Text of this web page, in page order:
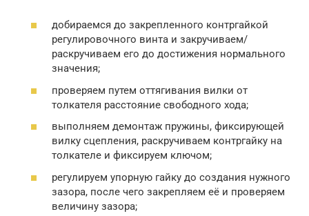
добираемся до закрепленного контргайкой
регулировочного винта и закручиваем/
раскручиваем его до достижения нормального
значения;
проверяем путем оттягивания вилки от
толкателя расстояние свободного хода;
выполняем демонтаж пружины, фиксирующей
вилку сцепления, раскручиваем контргайку на
толкателе и фиксируем ключом;
регулируем упорную гайку до создания нужного
зазора, после чего закрепляем её и проверяем
величину зазора;